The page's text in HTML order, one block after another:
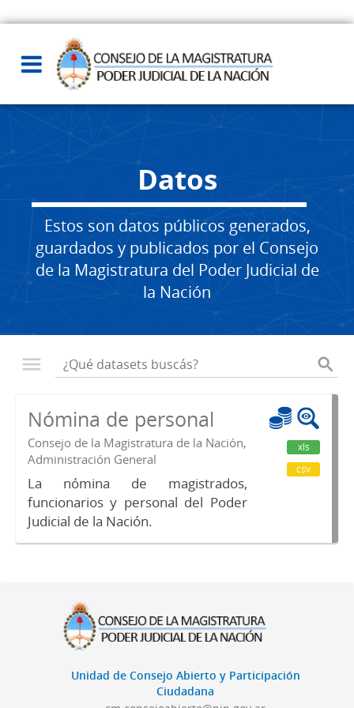
Datos
Estos son datos públicos generados,
guardados y publicados por el Consejo
de la Magistratura del Poder Judicial de
la Nación
Nómina de personal
Consejo de la Magistratura de la Nación,
Administración General
La nómina de magistrados,
funcionarios y personal del Poder
Judicial de la Nación.
xls
csv
Unidad de Consejo Abierto y Participación
Ciudadana